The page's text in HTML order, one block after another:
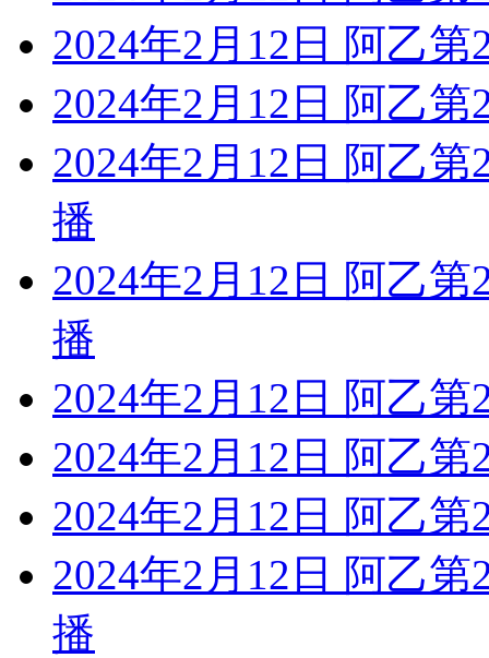
2024年2月12日 阿乙
2024年2月12日 阿乙
2024年2月12日 阿乙
播
2024年2月12日 阿乙
播
2024年2月12日 阿乙
2024年2月12日 阿乙
2024年2月12日 阿乙
2024年2月12日 阿乙
播